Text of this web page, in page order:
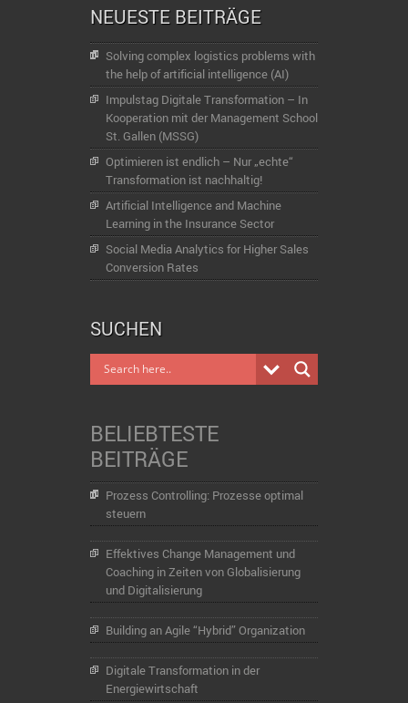
NEUESTE BEITRÄGE
Solving complex logistics problems with
the help of artificial intelligence (AI)
Impulstag Digitale Transformation – In
Kooperation mit der Management School
St. Gallen (MSSG)
Optimieren ist endlich – Nur „echte“
Transformation ist nachhaltig!
Artificial Intelligence and Machine
Learning in the Insurance Sector
Social Media Analytics for Higher Sales
Conversion Rates
SUCHEN
BELIEBTESTE
BEITRÄGE
Prozess Controlling: Prozesse optimal
steuern
Effektives Change Management und
Coaching in Zeiten von Globalisierung
und Digitalisierung
Building an Agile “Hybrid” Organization
Digitale Transformation in der
Energiewirtschaft